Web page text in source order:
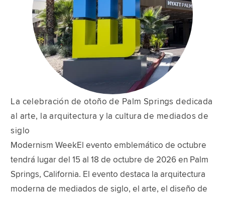
La celebración de otoño de Palm Springs dedicada
al arte, la arquitectura y la cultura de mediados de
siglo
Modernism WeekEl evento emblemático de octubre
tendrá lugar del 15 al 18 de octubre de 2026 en Palm
Springs, California. El evento destaca la arquitectura
moderna de mediados de siglo, el arte, el diseño de